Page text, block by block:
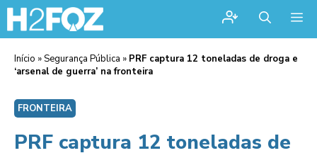
Início »Segurança Pública » PRF captura 12 toneladas de droga e
‘arsenal de guerra’ na fronteira
FRONTEIRA
PRF captura 12 toneladas de